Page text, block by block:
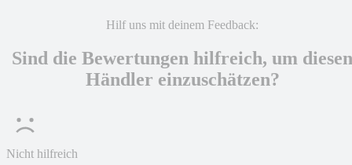
Hilf uns mit deinem Feedback:
Sind die Bewertungen hilfreich, um diesen
Händler einzuschätzen?
Nicht hilfreich